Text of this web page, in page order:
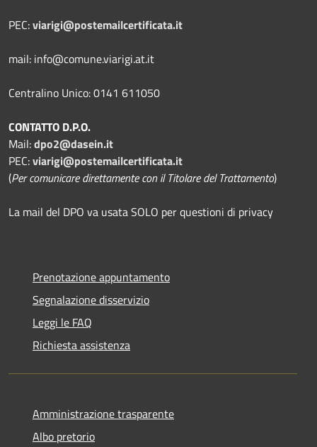
PEC:viarigi@postemailcertificata.it
mail: info@comune.viarigi.at.it
Centralino Unico: 0141 611050
CONTATTO D.P.O.
Mail:dpo2@dasein.it
PEC:viarigi@postemailcertificata.it
(Per comunicare direttamente con il Titolare del Trattamento)
La mail del DPO va usata SOLO per questioni di privacy
Prenotazione appuntamento
Segnalazione disservizio
Leggi le FAQ
Richiesta assistenza
Amministrazione trasparente
Albo pretorio